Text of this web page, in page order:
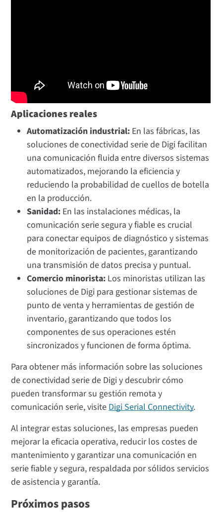
Aplicaciones reales
Automatización industrial: En las fábricas, las
soluciones de conectividad serie de Digi facilitan
una comunicación fluida entre diversos sistemas
automatizados, mejorando la eficiencia y
reduciendo la probabilidad de cuellos de botella
en la producción.
Sanidad: En las instalaciones médicas, la
comunicación serie segura y fiable es crucial
para conectar equipos de diagnóstico y sistemas
de monitorización de pacientes, garantizando
una transmisión de datos precisa y puntual.
Comercio minorista: Los minoristas utilizan las
soluciones de Digi para gestionar sistemas de
punto de venta y herramientas de gestión de
inventario, garantizando que todos los
componentes de sus operaciones estén
sincronizados y funcionen de forma óptima.
Para obtener más información sobre las soluciones
de conectividad serie de Digi y descubrir cómo
pueden transformar su gestión remota y
comunicación serie, visiteDigi Serial Connectivity.
Al integrar estas soluciones, las empresas pueden
mejorar la eficacia operativa, reducir los costes de
mantenimiento y garantizar una comunicación en
serie fiable y segura, respaldada por sólidos servicios
de asistencia y garantía.
Próximos pasos